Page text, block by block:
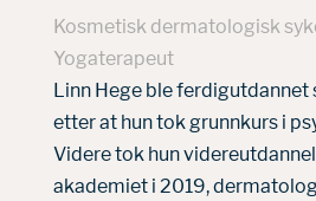
Kosmetisk dermatologisk
Yogaterapeut
Linn Hege ble ferdigutdannet
etter at hun tok grunnkurs i
Videre tok hun
akademiet i 2019,